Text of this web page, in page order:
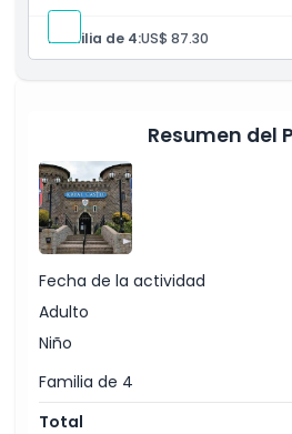
Cómo Llegar
Política de Cancelación
Entrada para 2 adultos y 2 niños
Espectáculos para toda la
Experiencias interactivas para
Familia de 4:US$ 87.30
Resumen del
Fecha de la actividad
Adulto
Niño
Familia de 4
Total